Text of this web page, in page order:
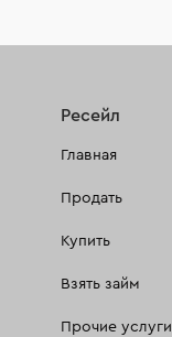
Ресейл
Главная
Продать
Купить
Взять займ
Прочие услуги